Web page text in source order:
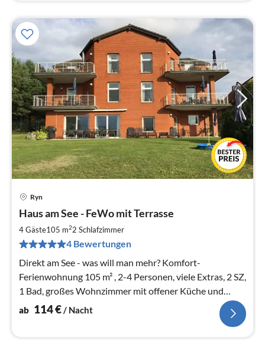
Ryn
Haus am See - FeWo mit Terrasse
4 Gäste105 m22 Schlafzimmer
4 Bewertungen
Direkt am See - was will man mehr? Komfort-
Ferienwohnung 105 m² , 2-4 Personen, viele Extras, 2 SZ,
1 Bad, großes Wohnzimmer mit offener Küche und
Esstisch, Terrasse, Garten...
ab 114€/ Nacht